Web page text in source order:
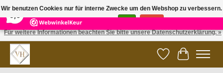
5 Reviews ×
✓ Gratis verzending vanaf €200 | ✓ 14 dagen retourneren
Wunschzettel
Ihr
Wir benutzen Cookies nur für interne Zwecke um den Webshop zu verbessern.
Ist das in Ordnung?
Für weitere Informationen beachten Sie bitte unsere Datenschutzerklärung. »